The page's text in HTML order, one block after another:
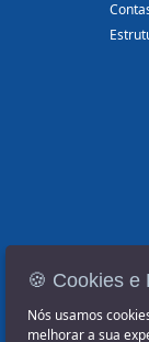
🍪 Cookies e
Nós usamos
melhorar a sua